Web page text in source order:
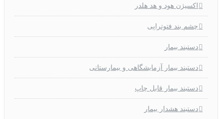
اکسیژن هود و هد هلدر
چشم بند فتوتراپی
دستبند بیمار
دستبند بیمار آزمایشگاهی و بیمارستانی
دستبند بیمار قابل چاپ
دستبند هشدار بیمار